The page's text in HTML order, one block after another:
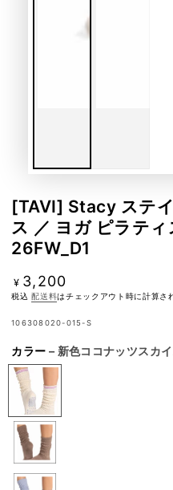
[TAVI] Stacy ステ
ス ／ ヨガ ピラテ
26FW_D1
定
価
¥ 3,200
税込配送料はチェックアウト時に計算さ
106308020-015-S
カラー – 新色ココナッツスカ